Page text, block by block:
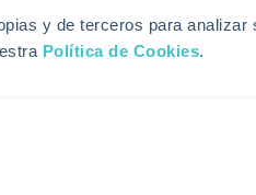
y de terceros para
Política de Cookies.